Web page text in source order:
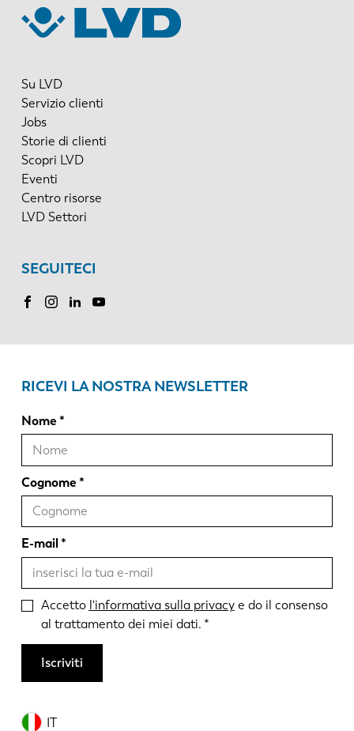
Su LVD
Servizio clienti
Jobs
Storie di clienti
Scopri LVD
Eventi
Centro risorse
LVD Settori
SEGUITECI
IT
RICEVI LA NOSTRA NEWSLETTER
Nome
Cognome
E-mail
Accetto l'informativa sulla privacye do il consenso
al trattamento dei miei dati.
Iscriviti